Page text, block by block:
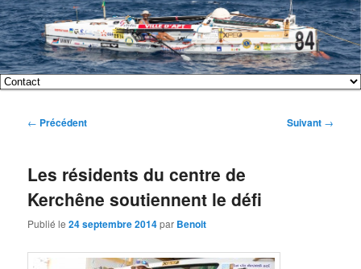
Menu
Aller
au
principal
Aller
au
secondaire
Navigation
← Précédent Suivant →
Les résidents du centre de
Kerchêne soutiennent le défi
Publié le24 septembre 2014par Benoit